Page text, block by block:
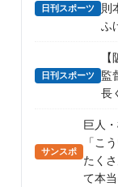
日刊スポーツ
則
ふ
日刊スポーツ
監
長
サンスポ
巨人
「こ
たく
て本